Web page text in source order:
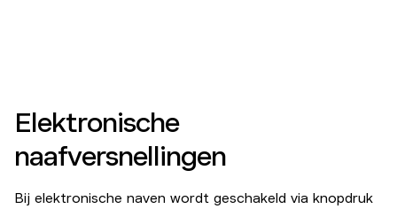
Elektronische
naafversnellingen
Bij elektronische naven wordt geschakeld via knopdruk